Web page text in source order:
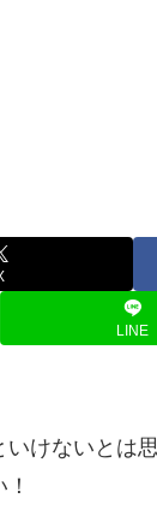
LINE
いけないとは